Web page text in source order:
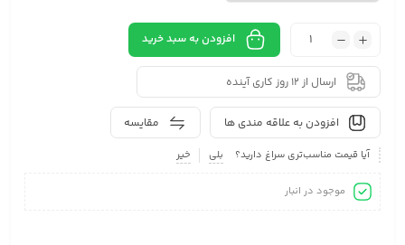
افزودن به سبد خرید
ارسال از 12 روز کاری آینده
مقایسه افزودن به علاقه مندی ها
آیا قیمت مناسب‌تری سراغ دارید؟ بلی خیر
موجود در انبار